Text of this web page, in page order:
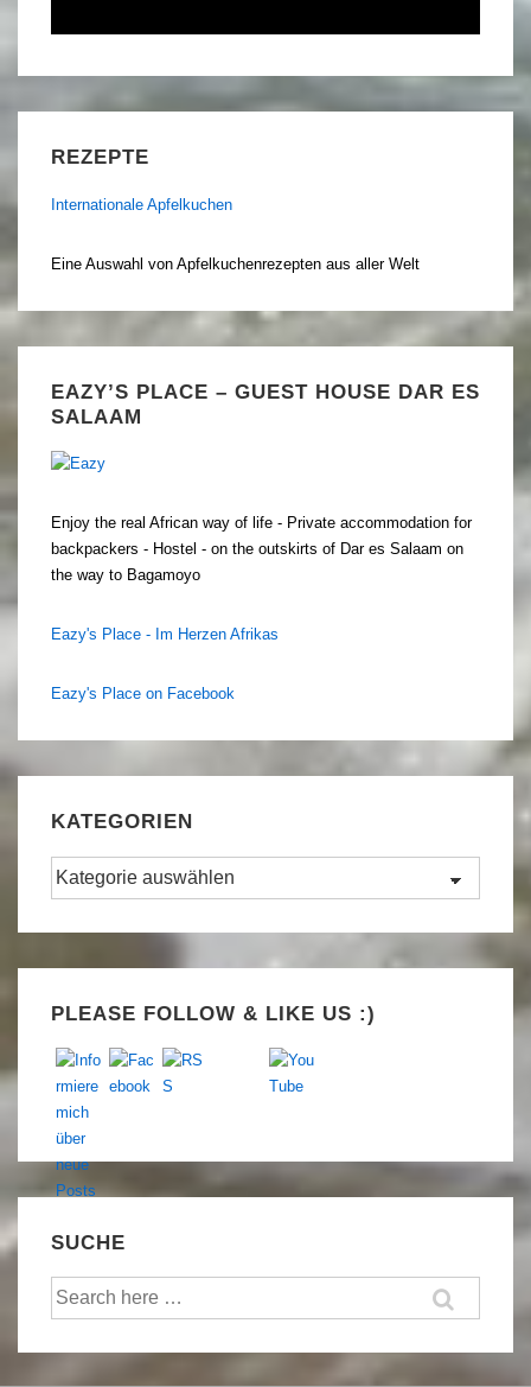
REZEPTE
Internationale Apfelkuchen
Eine Auswahl von Apfelkuchenrezepten aus aller Welt
EAZY’S PLACE – GUEST HOUSE DAR ES
SALAAM
Enjoy the real African way of life - Private accommodation for
backpackers - Hostel - on the outskirts of Dar es Salaam on
the way to Bagamoyo
Eazy's Place - Im Herzen Afrikas
Eazy's Place on Facebook
KATEGORIEN
Kategorien
PLEASE FOLLOW & LIKE US :)
SUCHE
Suche
nach: